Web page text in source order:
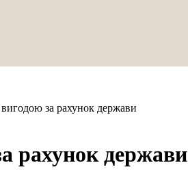
за рахунок держави
рахунок держави